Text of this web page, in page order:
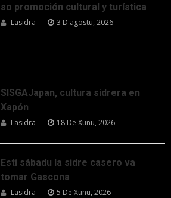
so promoción cultural y turística
Lasidra 3 D'agostu, 2026
SISGAJapan, cultura sidrera en
Xapón
Lasidra 18 De Xunu, 2026
Esti sábadu la sidre casero va
tomar Gascona
Lasidra 5 De Xunu, 2026